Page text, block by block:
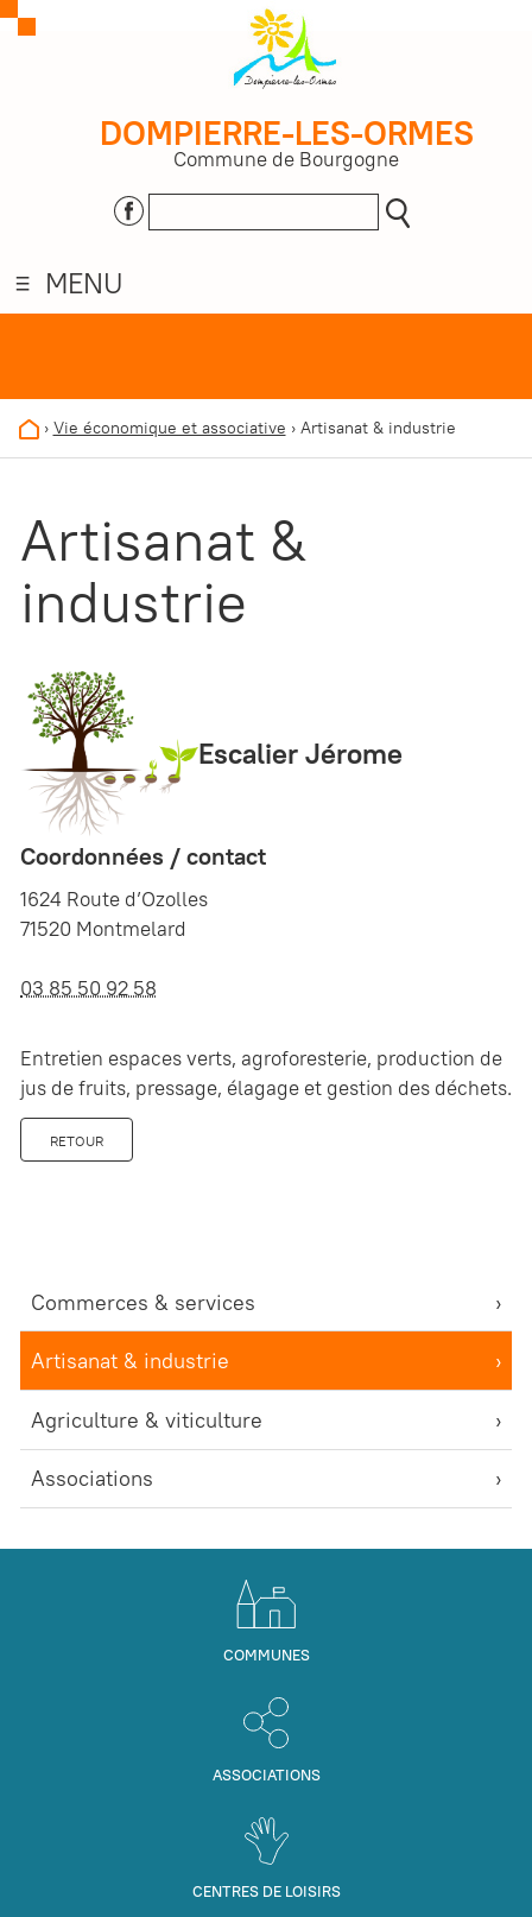
DOMPIERRE-LES-ORMES
Commune de Bourgogne
MENU
› Vie économique et associative › Artisanat & industrie
Commerces & services
Artisanat & industrie
Agriculture & viticulture
Associations
Artisanat &
industrie
Escalier Jérome
Coordonnées / contact
1624 Route d’Ozolles
71520 Montmelard
03 85 50 92 58
Entretien espaces verts, agroforesterie, production de
jus de fruits, pressage, élagage et gestion des déchets.
RETOUR
COMMUNES
ASSOCIATIONS
CENTRES DE LOISIRS